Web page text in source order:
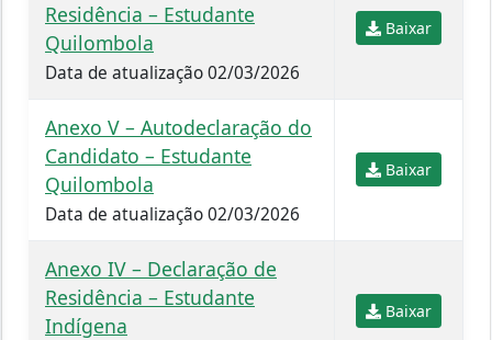
Residência – Estudante
Quilombola
Data de atualização 02/03/2026
Baixar
Anexo V – Autodeclaração do
Candidato – Estudante
Quilombola
Data de atualização 02/03/2026
Baixar
Anexo IV – Declaração de
Residência – Estudante
Indígena
Baixar